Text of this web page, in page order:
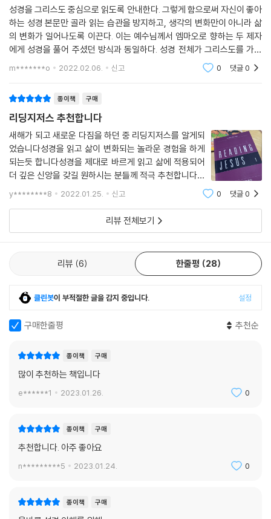
성경을 그리스도 중심으로 읽도록 안내한다. 그렇게 함으로써 자신이 좋아
하는 성경 본문만 골라 읽는 습관을 방지하고, 생각의 변화만이 아니라 삶
의 변화가 일어나도록 이끈다. 이는 예수님께서 엠마오로 향하는 두 제자
에게 성경을 풀어 주셨던 방식과 동일하다. 성경 전체가 그리스도를 가리
키고 있음을 깨달은 제자들의 삶은 확연히 달라졌다. 예수님께서 친히 성
m*******o 2022.02.06. 신고 0 댓글0
종이책 구매
리딩지저스 추천합니다
새해가 되고 새로운 다짐을 하던 중 리딩지저스를 알게되
었습니다성경을 읽고 삶이 변화되는 놀라운 경험을 하게
되는듯 합니다성경을 제대로 바르게 읽고 삶에 적용되어
더 깊은 신앙을 갖길 원하시는 분들께 적극 추천합니다코
로나 시대로 여러가지 제약이 있지만 이것또한 또다른 기
회라고 생각하고 그동안 하지못하고 미루던 일들도 이뤄
가시길 추천드립니다책을 더 많이 읽고 성경도
y********8 2022.01.25. 신고 0 댓글0
리뷰 전체보기
리뷰 6 한줄평 28
클린봇이 부적절한 글을 감지 중입니다. 설정
구매한줄평 추천순
종이책 구매
많이 추천하는 책입니다
e******1 2023.01.26. 0
종이책 구매
추천합니다. 아주 좋아요
n*********5 2023.01.24. 0
종이책 구매